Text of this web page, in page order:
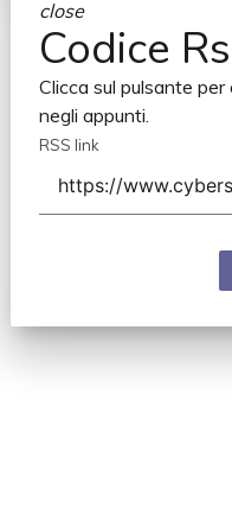
close
Codice
Clicca sul pulsante per
negli appunti.
RSS link